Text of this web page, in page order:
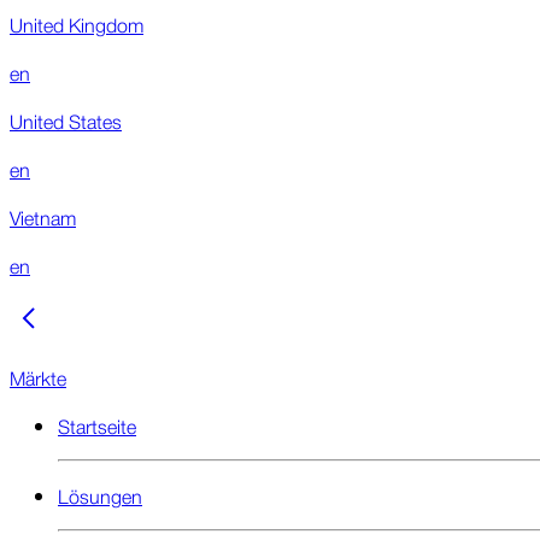
United Kingdom
en
United States
en
Vietnam
en
Märkte
Startseite
Lösungen